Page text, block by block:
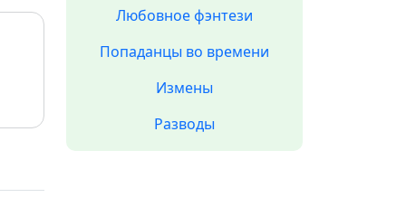
Любовное фэнтези
Попаданцы во времени
Измены
Разводы